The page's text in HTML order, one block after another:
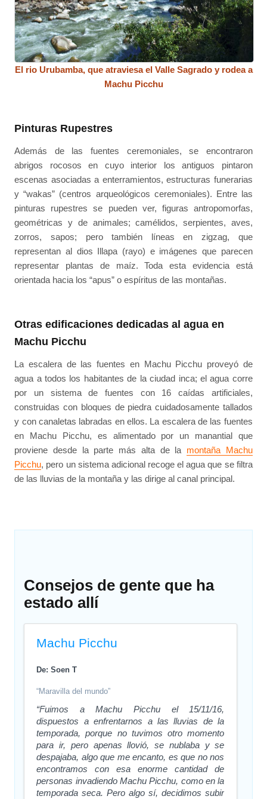
El rio Urubamba, que atraviesa el Valle Sagrado y rodea a
Machu Picchu
Pinturas Rupestres
Además de las fuentes ceremoniales, se encontraron
abrigos rocosos en cuyo interior los antiguos pintaron
escenas asociadas a enterramientos, estructuras funerarias
y “wakas” (centros arqueológicos ceremoniales). Entre las
pinturas rupestres se pueden ver, figuras antropomorfas,
geométricas y de animales; camélidos, serpientes, aves,
zorros, sapos; pero también líneas en zigzag, que
representan al dios Illapa (rayo) e imágenes que parecen
representar plantas de maíz. Toda esta evidencia está
orientada hacia los “apus” o espíritus de las montañas.
Otras edificaciones dedicadas al agua en
Machu Picchu
La escalera de las fuentes en Machu Picchu proveyó de
agua a todos los habitantes de la ciudad inca; el agua corre
por un sistema de fuentes con 16 caídas artificiales,
construidas con bloques de piedra cuidadosamente tallados
y con canaletas labradas en ellos. La escalera de las fuentes
en Machu Picchu, es alimentado por un manantial que
proviene desde la parte más alta de la montaña Machu
Picchu, pero un sistema adicional recoge el agua que se filtra
de las lluvias de la montaña y las dirige al canal principal.
Consejos de gente que ha
estado allí
Machu Picchu
De: Soen T
“Maravilla del mundo”
“Fuimos a Machu Picchu el 15/11/16,
dispuestos a enfrentarnos a las lluvias de la
temporada, porque no tuvimos otro momento
para ir, pero apenas llovió, se nublaba y se
despajaba, algo que me encanto, es que no nos
encontramos con esa enorme cantidad de
personas invadiendo Machu Picchu, como en la
temporada seca. Pero algo sí, decidimos subir